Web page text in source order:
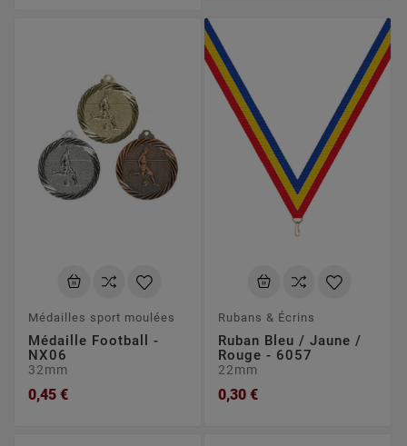
Médailles sport moulées
Médaille Football -
NX06
32mm
0,45 €
Rubans & Écrins
Ruban Bleu / Jaune /
Rouge - 6057
22mm
0,30 €